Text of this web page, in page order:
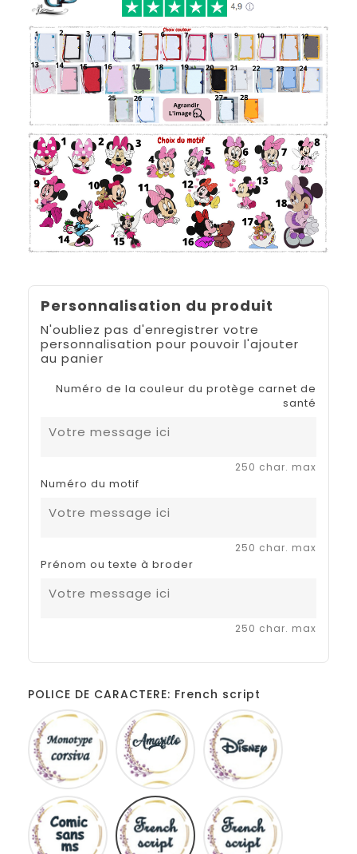
Personnalisation du produit
N'oubliez pas d'enregistrer votre
personnalisation pour pouvoir l'ajouter
au panier
Numéro de la couleur du protège carnet de
santé
250 char. max
Numéro du motif
250 char. max
Prénom ou texte à broder
250 char. max
POLICE DE CARACTERE: French script
Monotype
corsiva
Amarillo
Comic
sans
ms
French
script